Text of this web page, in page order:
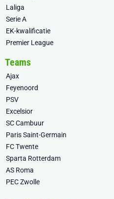
Laliga
Serie A
EK-kwalificatie
Premier League
Teams
Ajax
Feyenoord
PSV
Excelsior
SC Cambuur
Paris Saint-Germain
FC Twente
Sparta Rotterdam
AS Roma
PEC Zwolle